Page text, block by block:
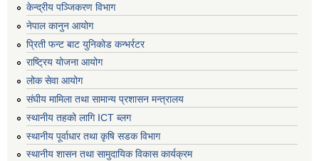
केन्द्रीय पञ्जिकरण विभाग
नेपाल कानुन आयोग
प्रिती फन्ट बाट युनिकोड कन्भर्रटर
राष्ट्रिय योजना आयोग
लोक सेवा आयोग
संघीय मामिला तथा सामान्य प्रशासन मन्त्रालय
स्थानीय तहको लागि ICT ब्लग
स्थानीय पूर्वाधार तथा कृषि सडक विभाग
स्थानीय शासन तथा सामुदायिक विकास कार्यक्रम